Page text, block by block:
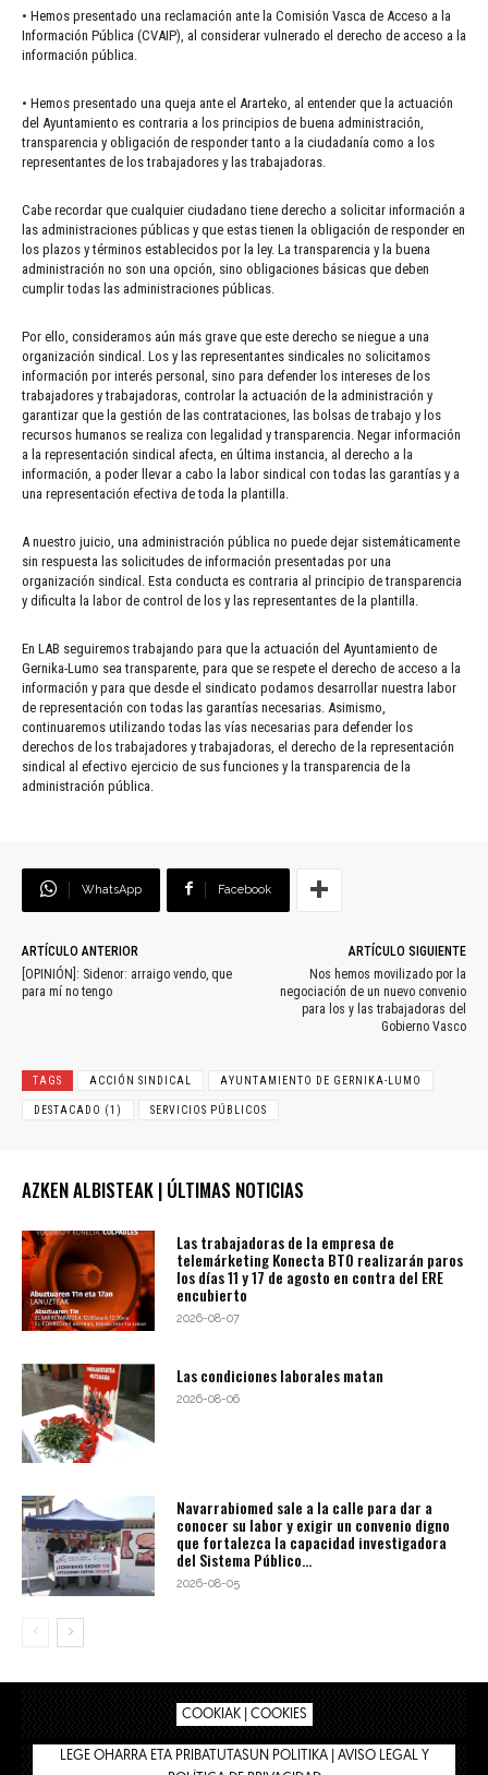
• Hemos presentado una reclamación ante la Comisión Vasca de Acceso a la
Información Pública (CVAIP), al considerar vulnerado el derecho de acceso a la
información pública.
• Hemos presentado una queja ante el Ararteko, al entender que la actuación
del Ayuntamiento es contraria a los principios de buena administración,
transparencia y obligación de responder tanto a la ciudadanía como a los
representantes de los trabajadores y las trabajadoras.
Cabe recordar que cualquier ciudadano tiene derecho a solicitar información a
las administraciones públicas y que estas tienen la obligación de responder en
los plazos y términos establecidos por la ley. La transparencia y la buena
administración no son una opción, sino obligaciones básicas que deben
cumplir todas las administraciones públicas.
Por ello, consideramos aún más grave que este derecho se niegue a una
organización sindical. Los y las representantes sindicales no solicitamos
información por interés personal, sino para defender los intereses de los
trabajadores y trabajadoras, controlar la actuación de la administración y
garantizar que la gestión de las contrataciones, las bolsas de trabajo y los
recursos humanos se realiza con legalidad y transparencia. Negar información
a la representación sindical afecta, en última instancia, al derecho a la
información, a poder llevar a cabo la labor sindical con todas las garantías y a
una representación efectiva de toda la plantilla.
A nuestro juicio, una administración pública no puede dejar sistemáticamente
sin respuesta las solicitudes de información presentadas por una
organización sindical. Esta conducta es contraria al principio de transparencia
y dificulta la labor de control de los y las representantes de la plantilla.
En LAB seguiremos trabajando para que la actuación del Ayuntamiento de
Gernika-Lumo sea transparente, para que se respete el derecho de acceso a la
información y para que desde el sindicato podamos desarrollar nuestra labor
de representación con todas las garantías necesarias. Asimismo,
continuaremos utilizando todas las vías necesarias para defender los
derechos de los trabajadores y trabajadoras, el derecho de la representación
sindical al efectivo ejercicio de sus funciones y la transparencia de la
administración pública.
WhatsApp Facebook
ARTÍCULO ANTERIOR
[OPINIÓN]: Sidenor: arraigo vendo, que
para mí no tengo
ARTÍCULO SIGUIENTE
Nos hemos movilizado por la
negociación de un nuevo convenio
para los y las trabajadoras del
Gobierno Vasco
TAGS ACCIÓN SINDICAL AYUNTAMIENTO DE GERNIKA-LUMO
DESTACADO (1) SERVICIOS PÚBLICOS
AZKEN ALBISTEAK | ÚLTIMAS NOTICIAS
Las trabajadoras de la empresa de
telemárketing Konecta BTO realizarán paros
los días 11 y 17 de agosto en contra del ERE
encubierto
2026-08-07
Las condiciones laborales matan
2026-08-06
Navarrabiomed sale a la calle para dar a
conocer su labor y exigir un convenio digno
que fortalezca la capacidad investigadora
del Sistema Público...
2026-08-05
COOKIAK | COOKIES
LEGE OHARRA ETA PRIBATUTASUN POLITIKA | AVISO LEGAL Y